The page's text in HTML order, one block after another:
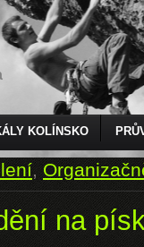
KOLÍNSKO
,
na